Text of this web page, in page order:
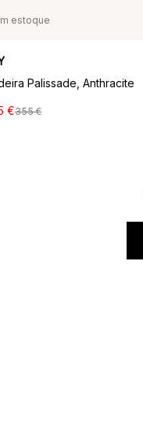
estoque
Palissade, Anthracite
€355 €